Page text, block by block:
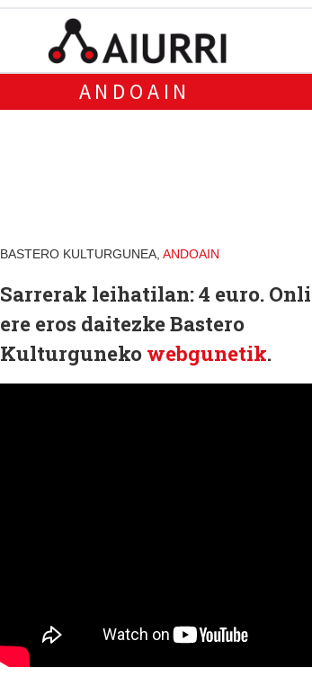
ANDOAIN
BASTERO KULTURGUNEA, ANDOAIN
Sarrerak leihatilan: 4 euro.
ere eros daitezke Bastero
Kulturguneko webgunetik.